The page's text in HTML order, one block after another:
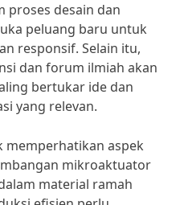
proses desain dan
peluang baru untuk
responsif. Selain itu,
dan forum ilmiah akan
bertukar ide dan
yang relevan.
memperhatikan aspek
mikroaktuator
material ramah